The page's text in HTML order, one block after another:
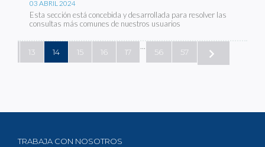
03 ABRIL 2024
Esta sección está concebida y desarrollada para resolver las
consultas más comunes de nuestros usuarios
13 14 15 16 17
...
56 57
TRABAJA CON NOSOTROS